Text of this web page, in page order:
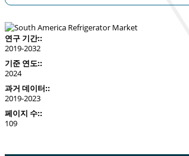
연구 기간::
2019-2032
기준 연도::
2024
과거 데이터::
2019-2023
페이지 수::
109